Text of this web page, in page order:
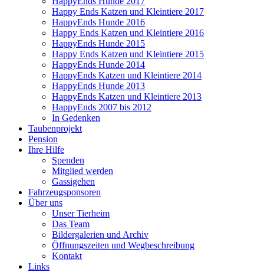
Happy Ends Katzen und Kleintiere 2017
HappyEnds Hunde 2016
Happy Ends Katzen und Kleintiere 2016
HappyEnds Hunde 2015
Happy Ends Katzen und Kleintiere 2015
HappyEnds Hunde 2014
HappyEnds Katzen und Kleintiere 2014
HappyEnds Hunde 2013
HappyEnds Katzen und Kleintiere 2013
HappyEnds 2007 bis 2012
In Gedenken
Taubenprojekt
Pension
Ihre Hilfe
Spenden
Mitglied werden
Gassigehen
Fahrzeugsponsoren
Über uns
Unser Tierheim
Das Team
Bildergalerien und Archiv
Öffnungszeiten und Wegbeschreibung
Kontakt
Links